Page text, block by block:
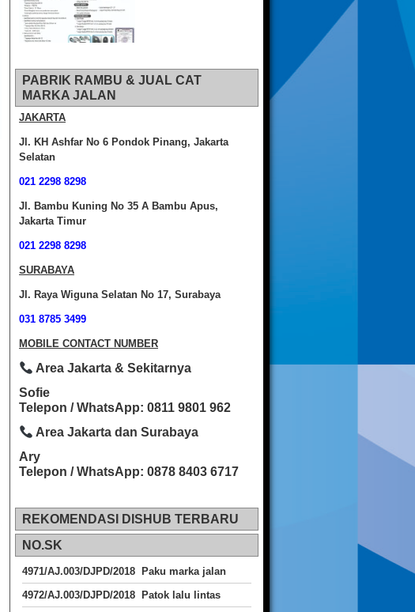
PABRIK RAMBU & JUAL CAT
MARKA JALAN
JAKARTA
Jl. KH Ashfar No 6 Pondok Pinang, Jakarta
Selatan
021 2298 8298
Jl. Bambu Kuning No 35 A Bambu Apus,
Jakarta Timur
021 2298 8298
SURABAYA
Jl. Raya Wiguna Selatan No 17, Surabaya
031 8785 3499
MOBILE CONTACT NUMBER
Area Jakarta & Sekitarnya
Sofie
Telepon / WhatsApp: 0811 9801 962
Area Jakarta dan Surabaya
Ary
Telepon / WhatsApp: 0878 8403 6717
REKOMENDASI DISHUB TERBARU
NO.SK
4971/AJ.003/DJPD/2018 Paku marka jalan
4972/AJ.003/DJPD/2018 Patok lalu lintas